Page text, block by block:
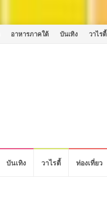
อาหารภาคใต้ บันเทิง วาไรตี้
บันเทิง วาไรตี้ ท่องเที่ยว